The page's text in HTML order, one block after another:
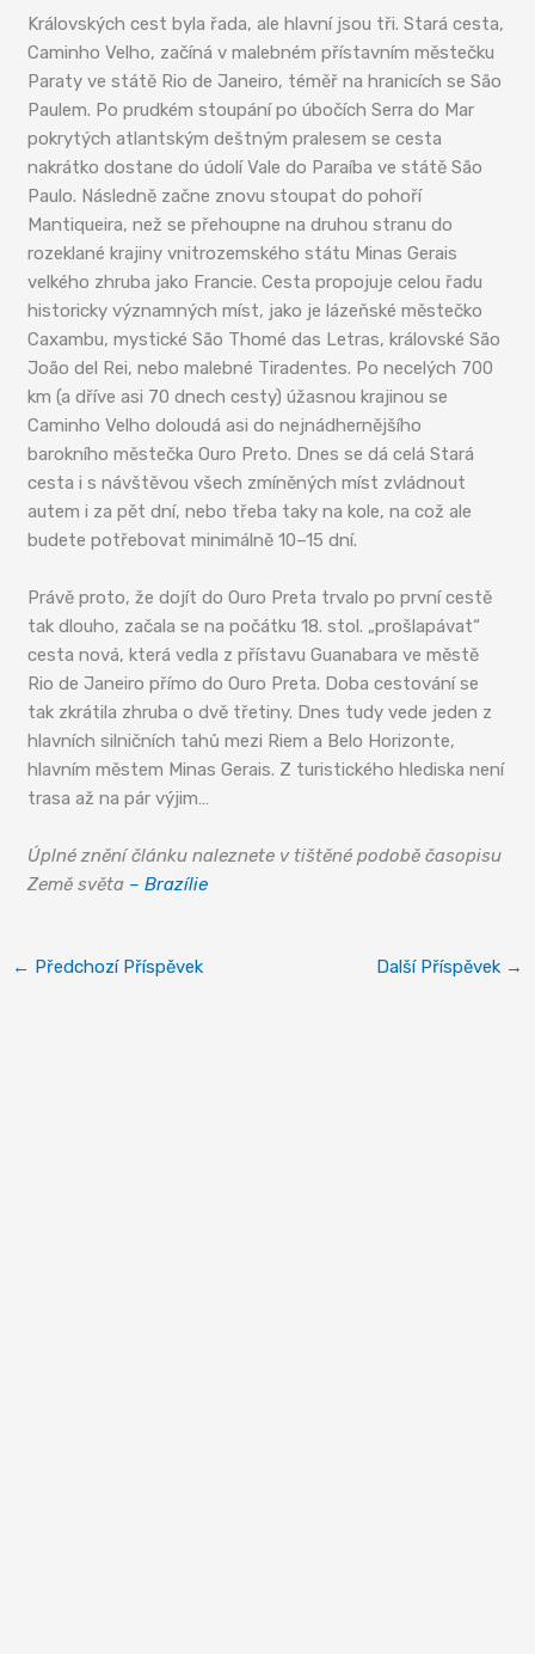
Královských cest byla řada, ale hlavní jsou tři. Stará cesta,
Caminho Velho, začíná v malebném přístavním městečku
Paraty ve státě Rio de Janeiro, téměř na hranicích se São
Paulem. Po prudkém stoupání po úbočích Serra do Mar
pokrytých atlantským deštným pralesem se cesta
nakrátko dostane do údolí Vale do Paraíba ve státě São
Paulo. Následně začne znovu stoupat do pohoří
Mantiqueira, než se přehoupne na druhou stranu do
rozeklané krajiny vnitrozemského státu Minas Gerais
velkého zhruba jako Francie. Cesta propojuje celou řadu
historicky významných míst, jako je lázeňské městečko
Caxambu, mystické São Thomé das Letras, královské São
João del Rei, nebo malebné Tiradentes. Po necelých 700
km (a dříve asi 70 dnech cesty) úžasnou krajinou se
Caminho Velho doloudá asi do nejnádhernějšího
barokního městečka Ouro Preto. Dnes se dá celá Stará
cesta i s návštěvou všech zmíněných míst zvládnout
autem i za pět dní, nebo třeba taky na kole, na což ale
budete potřebovat minimálně 10–15 dní.
Právě proto, že dojít do Ouro Preta trvalo po první cestě
tak dlouho, začala se na počátku 18. stol. „prošlapávat“
cesta nová, která vedla z přístavu Guanabara ve městě
Rio de Janeiro přímo do Ouro Preta. Doba cestování se
tak zkrátila zhruba o dvě třetiny. Dnes tudy vede jeden z
hlavních silničních tahů mezi Riem a Belo Horizonte,
hlavním městem Minas Gerais. Z turistického hlediska není
trasa až na pár výjim…
Úplné znění článku naleznete v tištěné podobě časopisu
Země světa – Brazílie
← Předchozí Příspěvek Další Příspěvek →